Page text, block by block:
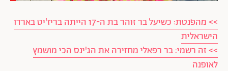
>> מהפנטת: כשיעל בר זוהר בת ה-17 הייתה בריז'יט בארדו
הישראלית
>> זה רשמי: בר רפאלי מחזירה את הג'ינס הכי מושמץ
לאופנה